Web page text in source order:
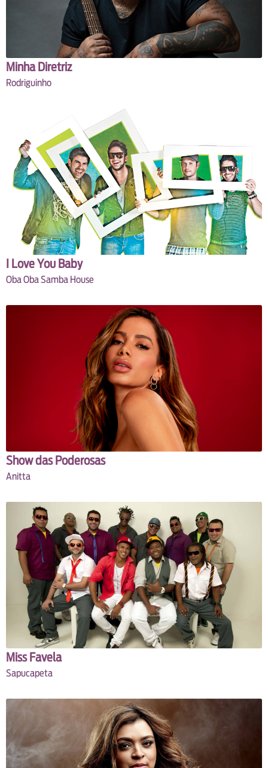
Minha Diretriz
Rodriguinho
I Love You Baby
Oba Oba Samba House
Show das Poderosas
Anitta
Miss Favela
Sapucapeta